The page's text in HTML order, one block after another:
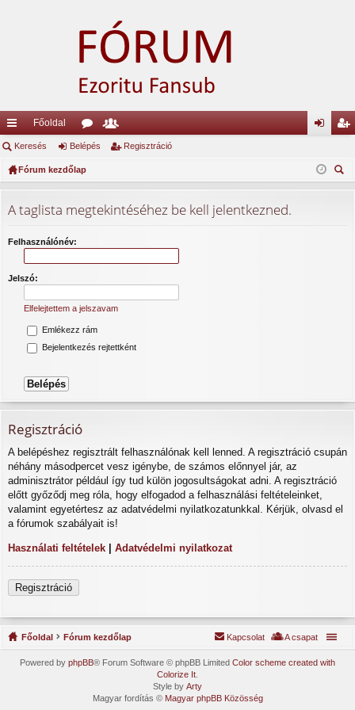
yo
rs
ke
k
Főoldal
ór
u
ok
ag
ép is
Keresés Belépés Regisztráció
Fórum kezdőlap
A taglista megtekintéséhez be kell jelentkezned.
Felhasználónév:
Jelszó:
Elfelejtettem a jelszavam
Emlékezz rám
Bejelentkezés rejtettként
Regisztráció
A belépéshez regisztrált felhasználónak kell lenned. A regisztráció csupán
néhány másodpercet vesz igénybe, de számos előnnyel jár, az
adminisztrátor például így tud külön jogosultságokat adni. A regisztráció
előtt győződj meg róla, hogy elfogadod a felhasználási feltételeinket,
valamint egyetértesz az adatvédelmi nyilatkozatunkkal. Kérjük, olvasd el
a fórumok szabályait is!
Használati feltételek | Adatvédelmi nyilatkozat
Regisztráció
Főoldal Fórum kezdőlap A csapat
Kapcsolat
Powered by phpBB® Forum Software © phpBB Limited Color scheme created with
Colorize It
Style by Arty
Magyar fordítás © Magyar phpBB Közösség